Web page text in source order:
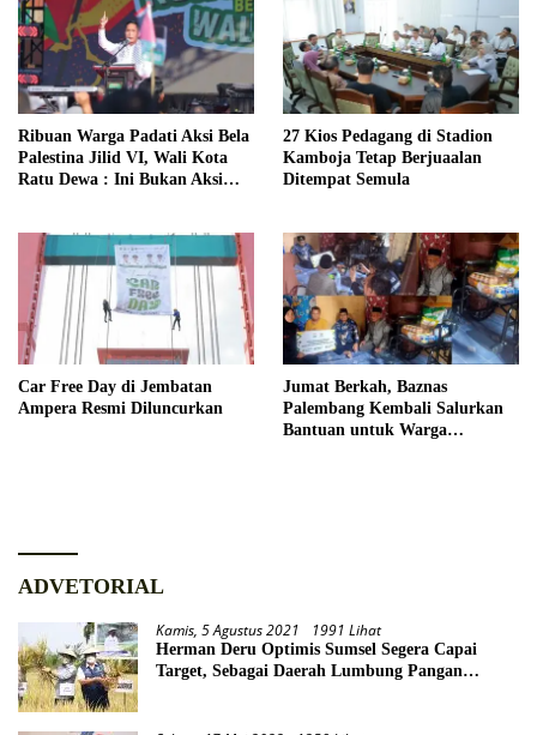
Ribuan Warga Padati Aksi Bela
Palestina Jilid VI, Wali Kota
Ratu Dewa : Ini Bukan Aksi
27 Kios Pedagang di Stadion
Kamboja Tetap Berjuaalan
Ditempat Semula
Car Free Day di Jembatan
Ampera Resmi Diluncurkan
Jumat Berkah, Baznas
Palembang Kembali Salurkan
Bantuan untuk Warga
ADVETORIAL
Kamis, 5 Agustus 2021 1991 Lihat
Herman Deru Optimis Sumsel Segera Capai
Target, Sebagai Daerah Lumbung Pangan